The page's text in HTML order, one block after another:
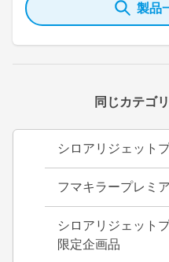
製品
同じカテゴ
シロアリジェット
フマキラープレミ
シロアリジェット
限定企画品